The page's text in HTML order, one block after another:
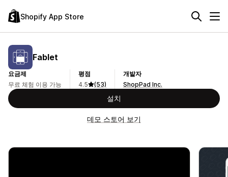
Shopify App Store
Fablet
요금제
무료 체험 이용 가능
평점
4.5
(53)
개발자
ShopPad Inc.
설치
데모 스토어 보기